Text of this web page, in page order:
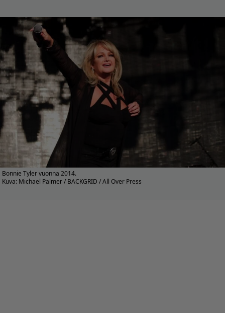
Bonnie Tyler vuonna 2014.
Kuva: Michael Palmer / BACKGRID / All Over Press